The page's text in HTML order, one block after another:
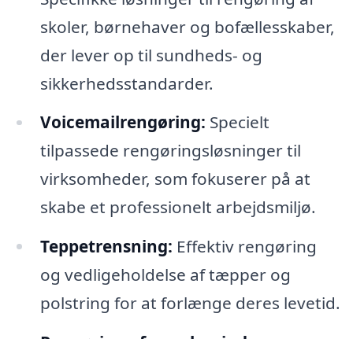
skoler, børnehaver og bofællesskaber,
der lever op til sundheds- og
sikkerhedsstandarder.
Voicemailrengøring: Specielt
tilpassede rengøringsløsninger til
virksomheder, som fokuserer på at
skabe et professionelt arbejdsmiljø.
Teppetrensning: Effektiv rengøring
og vedligeholdelse af tæpper og
polstring for at forlænge deres levetid.